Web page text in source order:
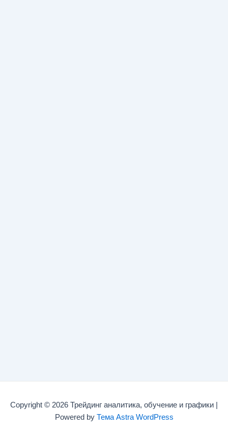
Copyright © 2026 Трейдинг аналитика, обучение и графики |
Powered by Тема Astra WordPress